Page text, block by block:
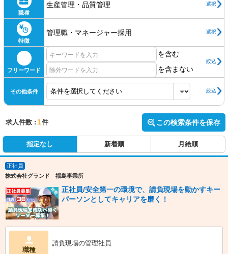
職種
生産管理・品質管理 選択
特徴
管理職・マネージャー採用 選択
フリーワード
を含む
を含まない
絞込
その他条件 絞込
求人件数 : 1件 この検索条件を保存
指定なし 新着順 月給順
正社員
株式会社グランド 福島事業所
正社員/安全第一の環境で、請負現場を動かすキー
パーソンとしてキャリアを磨く！
職種
請負現場の管理社員